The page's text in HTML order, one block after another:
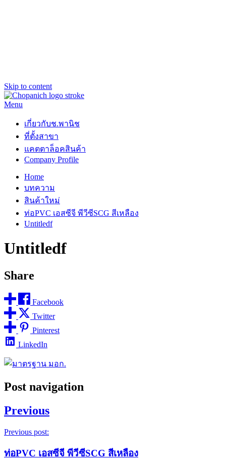
Skip to content
Menu
เกี่ยวกับช.พานิช
ที่ตั้งสาขา
แคตตาล็อคสินค้า
Company Profile
Home
บทความ
สินค้าใหม่
ท่อPVC เอสซีจี พีวีซีSCG สีเหลือง
Untitledf
Untitledf
Share
Facebook
Twitter
Pinterest
LinkedIn
Post navigation
Previous
Previous post:
ท่อPVC เอสซีจี พีวีซีSCG สีเหลือง